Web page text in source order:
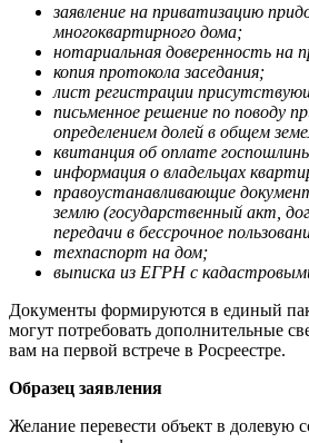
заявление на приватизацию
многоквартирного дома;
нотариальная доверенность на
копия протокола заседания;
лист регистрации
письменное решение по поводу
определением долей в общем
квитанция об оплате
информация о владельцах
правоустанавливающие
землю (государственный акт,
передачи в бессрочное
техпаспорт на дом;
выписка из ЕГРН с
Документы формируются в единый
могут потребовать дополнительные
вам на первой встрече в Росреестре.
Образец заявления
Желание перевести объект в долевую